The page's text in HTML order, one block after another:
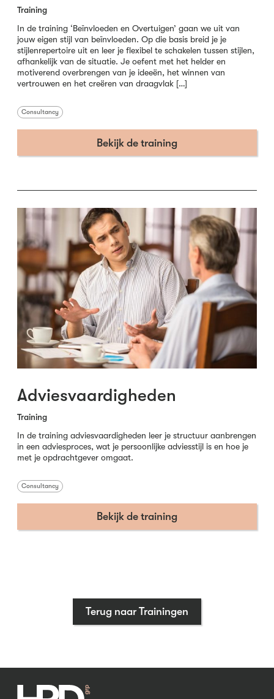
Training
In de training ‘Beïnvloeden en Overtuigen’ gaan we uit van
jouw eigen stijl van beïnvloeden. Op die basis breid je je
stijlenrepertoire uit en leer je flexibel te schakelen tussen stijlen,
afhankelijk van de situatie. Je oefent met het helder en
motiverend overbrengen van je ideeën, het winnen van
vertrouwen en het creëren van draagvlak […]
Consultancy
Bekijk de training
Adviesvaardigheden
Training
In de training adviesvaardigheden leer je structuur aanbrengen
in een adviesproces, wat je persoonlijke adviesstijl is en hoe je
met je opdrachtgever omgaat.
Consultancy
Bekijk de training
Terug naar Trainingen